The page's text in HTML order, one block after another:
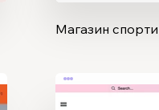
Магазин